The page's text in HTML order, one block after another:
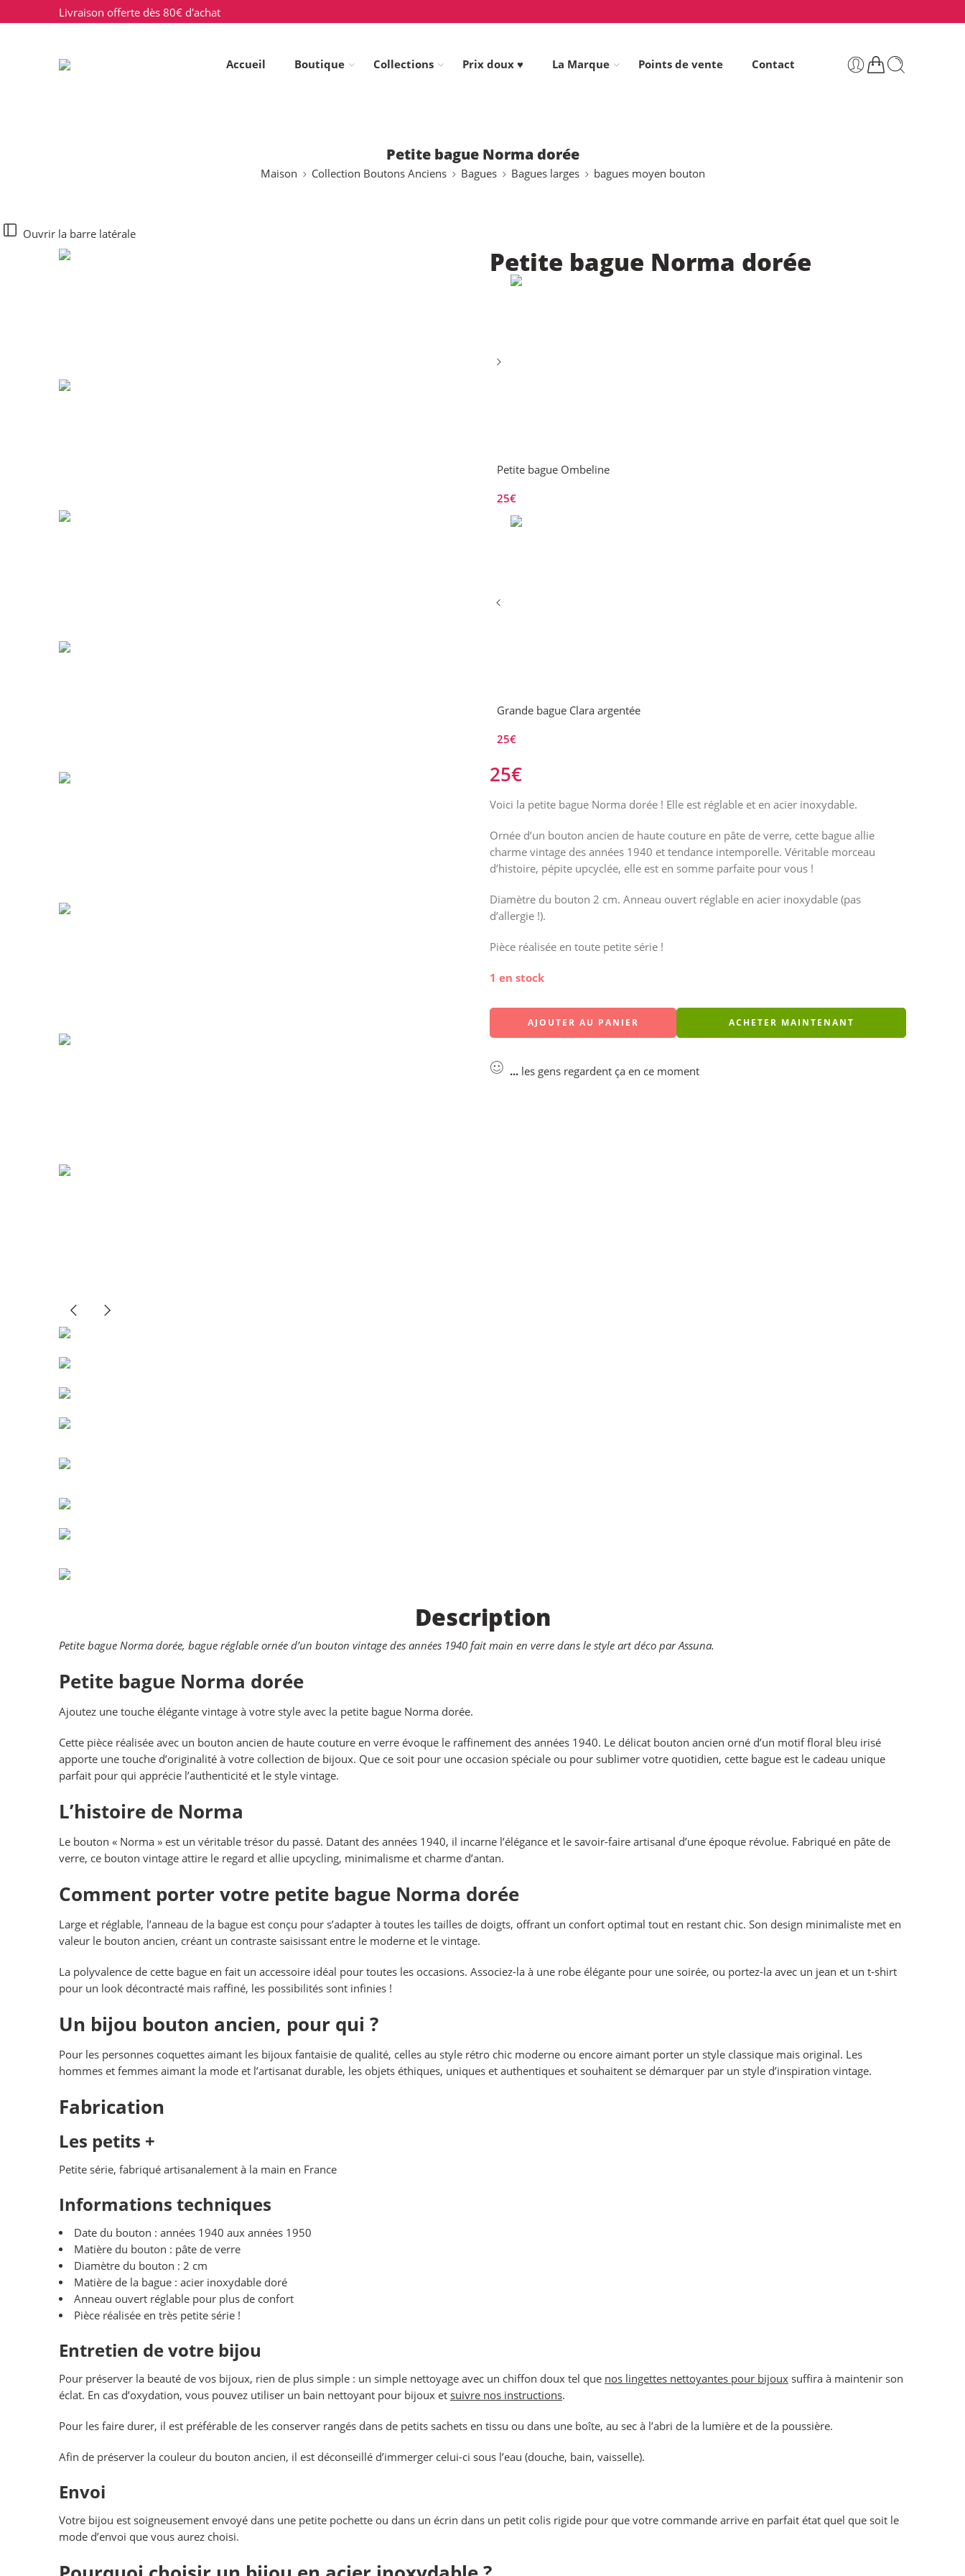
Livraison offerte dès 80€ d'achat
Accueil Boutique Collections Prix doux ♥ La Marque Points de vente Contact
Petite bague Norma dorée
Maison Collection Boutons Anciens Bagues Bagues larges bagues moyen bouton
Ouvrir la barre latérale
Petite bague Norma dorée
Petite bague Ombeline
25€
Grande bague Clara argentée
25€
25€
Voici la petite bague Norma dorée ! Elle est réglable et en acier inoxydable.
Ornée d’un bouton ancien de haute couture en pâte de verre, cette bague allie
charme vintage des années 1940 et tendance intemporelle. Véritable morceau
d’histoire, pépite upcyclée, elle est en somme parfaite pour vous !
Diamètre du bouton 2 cm. Anneau ouvert réglable en acier inoxydable (pas
d’allergie !).
Pièce réalisée en toute petite série !
1 en stock
AJOUTER AU PANIER ACHETER MAINTENANT
... les gens regardent ça en ce moment
Description
Petite bague Norma dorée, bague réglable ornée d’un bouton vintage des années 1940 fait main en verre dans le style art déco par Assuna.
Petite bague Norma dorée
Ajoutez une touche élégante vintage à votre style avec la petite bague Norma dorée.
Cette pièce réalisée avec un bouton ancien de haute couture en verre évoque le raffinement des années 1940. Le délicat bouton ancien orné d’un motif floral bleu irisé
apporte une touche d’originalité à votre collection de bijoux. Que ce soit pour une occasion spéciale ou pour sublimer votre quotidien, cette bague est le cadeau unique
parfait pour qui apprécie l’authenticité et le style vintage.
L’histoire de Norma
Le bouton « Norma » est un véritable trésor du passé. Datant des années 1940, il incarne l’élégance et le savoir-faire artisanal d’une époque révolue. Fabriqué en pâte de
verre, ce bouton vintage attire le regard et allie upcycling, minimalisme et charme d’antan.
Comment porter votre petite bague Norma dorée
Large et réglable, l’anneau de la bague est conçu pour s’adapter à toutes les tailles de doigts, offrant un confort optimal tout en restant chic. Son design minimaliste met en
valeur le bouton ancien, créant un contraste saisissant entre le moderne et le vintage.
La polyvalence de cette bague en fait un accessoire idéal pour toutes les occasions. Associez-la à une robe élégante pour une soirée, ou portez-la avec un jean et un t-shirt
pour un look décontracté mais raffiné, les possibilités sont infinies !
Un bijou bouton ancien, pour qui ?
Pour les personnes coquettes aimant les bijoux fantaisie de qualité, celles au style rétro chic moderne ou encore aimant porter un style classique mais original. Les
hommes et femmes aimant la mode et l’artisanat durable, les objets éthiques, uniques et authentiques et souhaitent se démarquer par un style d’inspiration vintage.
Fabrication
Les petits +
Petite série, fabriqué artisanalement à la main en France
Informations techniques
Date du bouton : années 1940 aux années 1950
Matière du bouton : pâte de verre
Diamètre du bouton : 2 cm
Matière de la bague : acier inoxydable doré
Anneau ouvert réglable pour plus de confort
Pièce réalisée en très petite série !
Entretien de votre bijou
Pour préserver la beauté de vos bijoux, rien de plus simple : un simple nettoyage avec un chiffon doux tel que nos lingettes nettoyantes pour bijoux suffira à maintenir son
éclat. En cas d’oxydation, vous pouvez utiliser un bain nettoyant pour bijoux et suivre nos instructions.
Pour les faire durer, il est préférable de les conserver rangés dans de petits sachets en tissu ou dans une boîte, au sec à l’abri de la lumière et de la poussière.
Afin de préserver la couleur du bouton ancien, il est déconseillé d’immerger celui-ci sous l’eau (douche, bain, vaisselle).
Envoi
Votre bijou est soigneusement envoyé dans une petite pochette ou dans un écrin dans un petit colis rigide pour que votre commande arrive en parfait état quel que soit le
mode d’envoi que vous aurez choisi.